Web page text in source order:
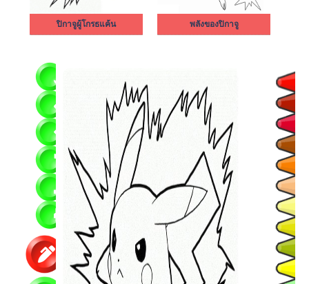
ปิกาจูผู้โกรธแค้น พลังของปิกาจู